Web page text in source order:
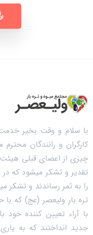
با سلام و وقت بخیر خدمت
کارگران و رانندگان
چیزی از اعضای قبلی هیئت
تقدیر و تشکر میشود که
را به ثمر رساندند و تشکر
با آراء تعیین کننده
جدید انداختند که به یاری